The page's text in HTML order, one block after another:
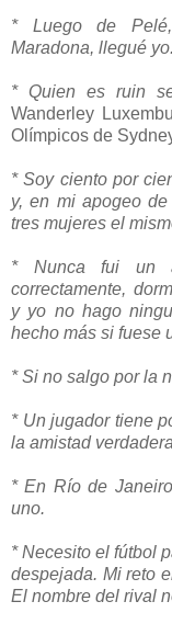
* Luego de
Maradona, llegué yo.
* Quien es ruin
Wanderley
Olímpicos de
* Soy ciento por
y, en mi apogeo
tres mujeres el
* Nunca fui un
correctamente,
y yo no hago
hecho más si fuese
* Si no salgo por la
* Un jugador tiene
la amistad
* En Río de
uno.
* Necesito el fútbol
despejada. Mi reto
El nombre del rival